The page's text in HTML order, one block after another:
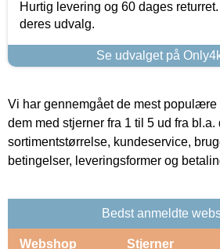
Hurtig levering og 60 dages
deres udvalg.
Se udvalget på
Vi har gennemgået de mest
dem med stjerner fra 1 til 5 ud fra
sortimentstørrelse, kundeservice,
betingelser, leveringsformer og
Bedst anmeldte
Webshop Stjerner